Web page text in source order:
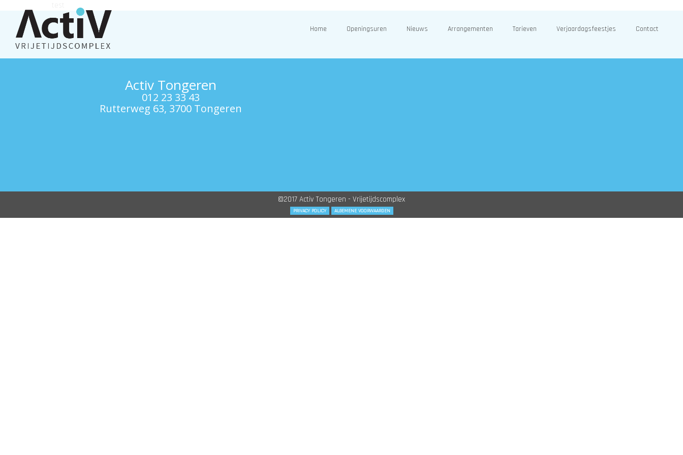
Home Openingsuren Nieuws Arrangementen Tarieven Verjaardagsfeestjes Contact
Activ Tongeren
012 23 33 43
Rutterweg 63, 3700 Tongeren
©2017 Activ Tongeren - Vrijetijdscomplex
PRIVACY POLICY ALGEMENE VOORWAARDEN